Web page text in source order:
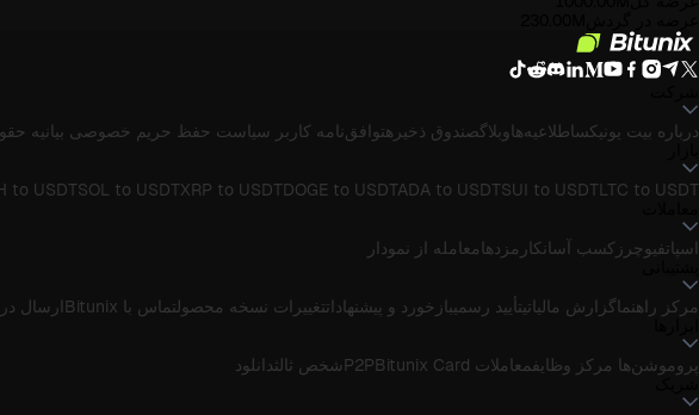
درباره بیت یونیکساطلاعیه‌هاوبلاگصندوق ذخیرهتوافق‌نامه کاربر سیاست حفظ حریم خصوصی بیانیه
to USDTSOL to USDTXRP to USDTDOGE to USDTADA to USDTSUI to USDTLTC to USDT
اسپاتفیوچرز کسب آسانکارمزدهامعامله از نمودار
مرکز راهنماگزارش مالیاتیتأیید رسمیبازخورد و پیشنهاداتتغییرات نسخه محصولتماس با Bitunix ارسال
پروموشن‌ها مرکز وظایفمعاملات P2P Bitunix Card شخص ثالثدانلود